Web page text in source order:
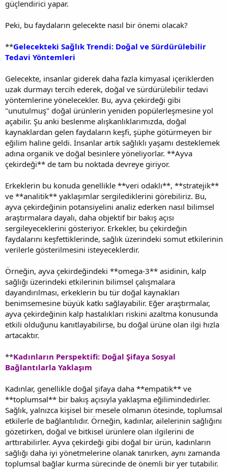
güçlendirici yapar.
Peki, bu faydaların gelecekte nasıl bir önemi olacak?
**Gelecekteki Sağlık Trendi: Doğal ve Sürdürülebilir
Tedavi Yöntemleri
Gelecekte, insanlar giderek daha fazla kimyasal içeriklerden
uzak durmayı tercih ederek, doğal ve sürdürülebilir tedavi
yöntemlerine yönelecekler. Bu, ayva çekirdeği gibi
"unutulmuş" doğal ürünlerin yeniden popülerleşmesine yol
açabilir. Şu anki beslenme alışkanlıklarımızda, doğal
kaynaklardan gelen faydaların keşfi, şüphe götürmeyen bir
eğilim haline geldi. İnsanlar artık sağlıklı yaşamı desteklemek
adına organik ve doğal besinlere yöneliyorlar. **Ayva
çekirdeği** de tam bu noktada devreye giriyor.
Erkeklerin bu konuda genellikle **veri odaklı**, **stratejik**
ve **analitik** yaklaşımlar sergilediklerini görebiliriz. Bu,
ayva çekirdeğinin potansiyelini analiz ederken nasıl bilimsel
araştırmalara dayalı, daha objektif bir bakış açısı
sergileyeceklerini gösteriyor. Erkekler, bu çekirdeğin
faydalarını keşfettiklerinde, sağlık üzerindeki somut etkilerinin
verilerle gösterilmesini isteyeceklerdir.
Örneğin, ayva çekirdeğindeki **omega-3** asidinin, kalp
sağlığı üzerindeki etkilerinin bilimsel çalışmalara
dayandırılması, erkeklerin bu tür doğal kaynakları
benimsemesine büyük katkı sağlayabilir. Eğer araştırmalar,
ayva çekirdeğinin kalp hastalıkları riskini azaltma konusunda
etkili olduğunu kanıtlayabilirse, bu doğal ürüne olan ilgi hızla
artacaktır.
**Kadınların Perspektifi: Doğal Şifaya Sosyal
Bağlantılarla Yaklaşım
Kadınlar, genellikle doğal şifaya daha **empatik** ve
**toplumsal** bir bakış açısıyla yaklaşma eğilimindedirler.
Sağlık, yalnızca kişisel bir mesele olmanın ötesinde, toplumsal
etkilerle de bağlantılıdır. Örneğin, kadınlar, ailelerinin sağlığını
gözetirken, doğal ve bitkisel ürünlere olan ilgilerini de
arttırabilirler. Ayva çekirdeği gibi doğal bir ürün, kadınların
sağlığı daha iyi yönetmelerine olanak tanırken, aynı zamanda
toplumsal bağlar kurma sürecinde de önemli bir yer tutabilir.